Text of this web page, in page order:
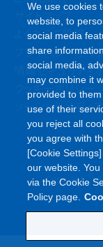
サイトマップ
よくあるご質問
プライバシーポリ
情報セキュリティ
クッキーポリシー
ソーシャルメディ
Copyright©
We use cookies
website, to
social media
share
social media,
may combine it
provided to
use of their
you reject all
you agree with
[Cookie
our website.
via the Cookie
Policy page.